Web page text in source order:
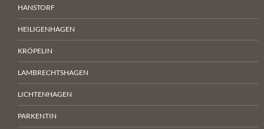
HANSTORF
HEILIGENHAGEN
KRÖPELIN
LAMBRECHTSHAGEN
LICHTENHAGEN
PARKENTIN